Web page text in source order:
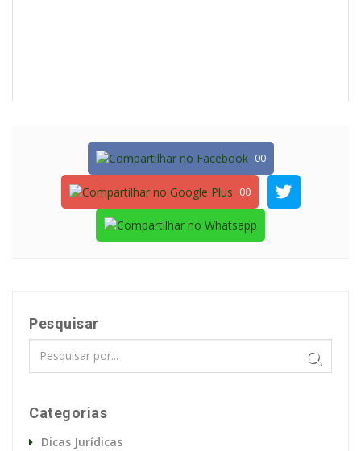
00
00
Pesquisar
Categorias
Dicas Jurídicas